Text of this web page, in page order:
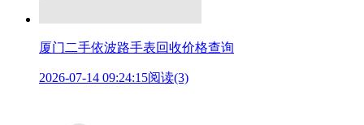
厦门二手依波路手表回收价格查询
2026-07-14 09:24:15阅读(3)